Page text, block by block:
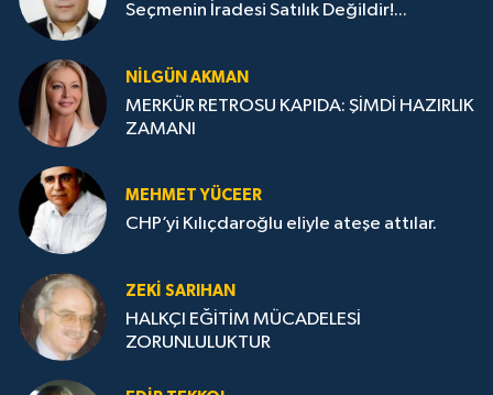
Seçmenin İradesi Satılık Değildir!...
NILGÜN AKMAN
MERKÜR RETROSU KAPIDA: ŞİMDİ HAZIRLIK
ZAMANI
MEHMET YÜCEER
CHP’yi Kılıçdaroğlu eliyle ateşe attılar.
ZEKI SARIHAN
HALKÇI EĞİTİM MÜCADELESİ
ZORUNLULUKTUR